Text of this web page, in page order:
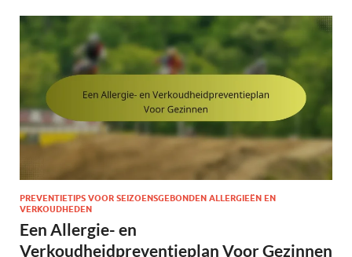
PREVENTIETIPS VOOR SEIZOENSGEBONDEN ALLERGIEËN EN
VERKOUDHEDEN
Een Allergie- en
Verkoudheidpreventieplan Voor Gezinnen